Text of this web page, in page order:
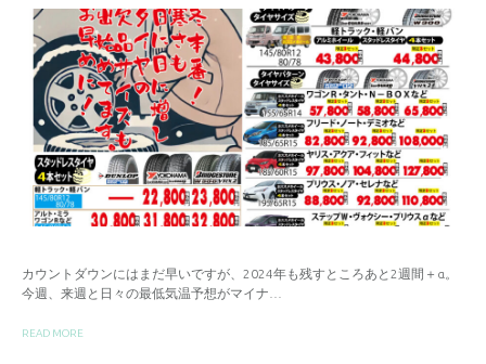
カウントダウンにはまだ早いですが、2024年も残すところあと2週間＋α。
今週、来週と日々の最低気温予想がマイナ…
READ MORE